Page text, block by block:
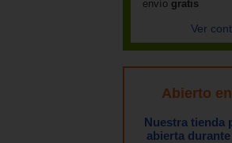
envío gratis
Ver
Abierto
Nuestra tienda
abierta